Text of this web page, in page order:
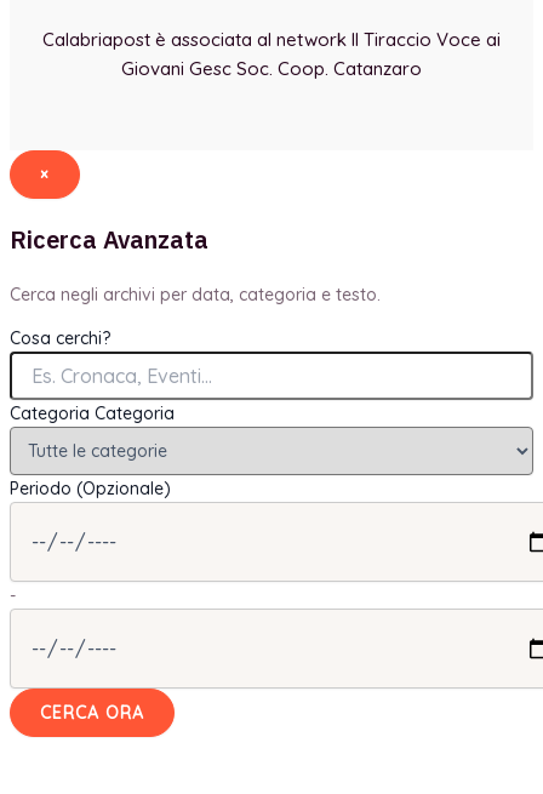
Calabriapost è associata al network Il Tiraccio Voce ai
Giovani Gesc Soc. Coop. Catanzaro
×
Ricerca Avanzata
Cerca negli archivi per data, categoria e testo.
Cosa cerchi?
Categoria Categoria
Periodo (Opzionale)
-
CERCA ORA